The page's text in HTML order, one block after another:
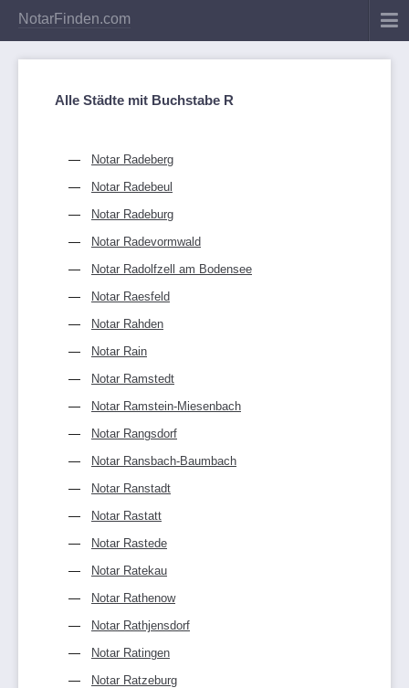
NotarFinden.com
Alle Städte mit Buchstabe R
Notar Radeberg
Notar Radebeul
Notar Radeburg
Notar Radevormwald
Notar Radolfzell am Bodensee
Notar Raesfeld
Notar Rahden
Notar Rain
Notar Ramstedt
Notar Ramstein-Miesenbach
Notar Rangsdorf
Notar Ransbach-Baumbach
Notar Ranstadt
Notar Rastatt
Notar Rastede
Notar Ratekau
Notar Rathenow
Notar Rathjensdorf
Notar Ratingen
Notar Ratzeburg